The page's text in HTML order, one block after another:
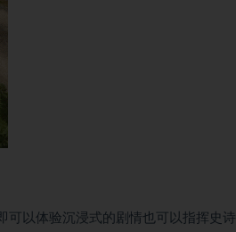
可以体验沉浸式的剧情也可以指挥史诗